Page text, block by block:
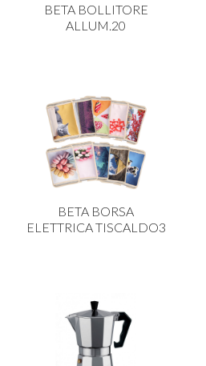
PULIZIA E IGIENE
TENDI E STIRA
TUTTO PER L'OLIO
UTENSILI IN CUCINA
ZERBINI
BETA BOLLITORE
ALLUM.20
BETA BORSA
ELETTRICA TISCALDO3